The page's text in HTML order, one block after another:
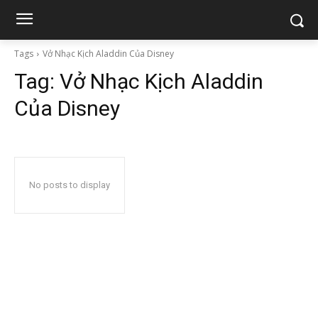
Tags Vở Nhạc Kịch Aladdin Của Disney
Tag: Vở Nhạc Kịch Aladdin
Của Disney
No posts to display